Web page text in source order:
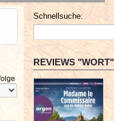
Schnellsuche:
REVIEWS "WORT"